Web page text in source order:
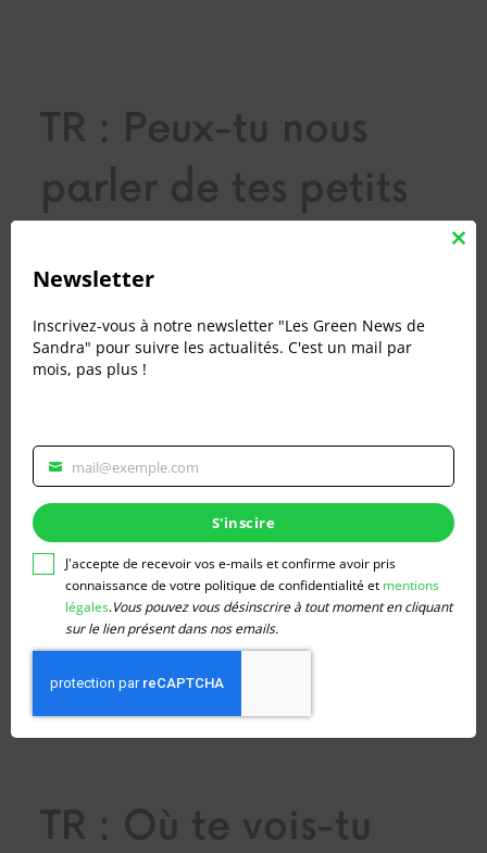
TR : Peux-tu nous
parler de tes petits
Marcher pieds nus dans la forêt.
TR : Ce que tu as fait
de plus fou dans la
vie ?
Stopper une carrière toute tracée en gestion et
marketing pour repartir de zéro et ouvrir cette
TR : Où te vois-tu
Newsletter
Inscrivez-vous à notre newsletter "Les Green News de
Sandra" pour suivre les actualités. C'est un mail par
mois, pas plus !
Veuillez
votre
adresse
email
pour
vous
inscrire
mail@exemple.com
S'inscire
J'accepte de recevoir vos e-mails et confirme avoir pris
connaissance de votre politique de confidentialité et mentions
légales.Vous pouvez vous désinscrire à tout moment en cliquant
sur le lien présent dans nos emails.